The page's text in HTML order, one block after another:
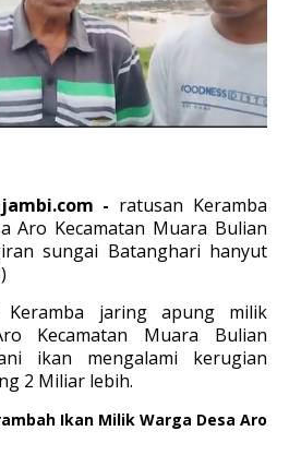
- ratusan Keramba
Aro Kecamatan Muara Bulian
sungai Batanghari hanyut
Keramba jaring apung milik
Kecamatan Muara Bulian
ikan mengalami kerugian
2 Miliar lebih.
Ikan Milik Warga Desa Aro